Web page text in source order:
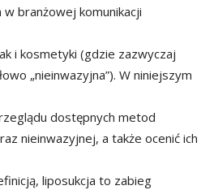
branżowej komunikacji
i kosmetyki (gdzie zazwyczaj
„nieinwazyjna”). W niniejszym
dostępnych metod
nieinwazyjnej, a także ocenić ich
liposukcja to zabieg